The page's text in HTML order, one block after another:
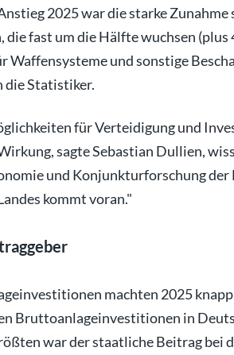
2025 war die starke
fast um die Hälfte wuchsen (plus
Waffensysteme und sonstige
die Statistiker.
für Verteidigung und
sagte Sebastian Dullien,
und Konjunkturforschung
kommt voran."
machten 2025 knapp
Bruttoanlageinvestitionen in
war der staatliche Beitrag bei